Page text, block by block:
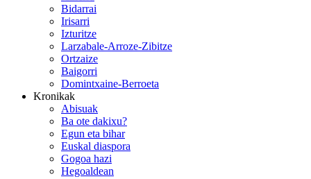
Bidarrai
Irisarri
Izturitze
Larzabale-Arroze-Zibitze
Ortzaize
Baigorri
Domintxaine-Berroeta
Kronikak
Abisuak
Ba ote dakixu?
Egun eta bihar
Euskal diaspora
Gogoa hazi
Hegoaldean